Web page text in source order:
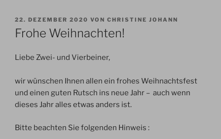
VERÖFFENTLICHT
AM
22. DEZEMBER 2020 VON CHRISTINE JOHANN
Frohe Weihnachten!
Liebe Zwei- und Vierbeiner,
wir wünschen Ihnen allen ein frohes Weihnachtsfest
und einen guten Rutsch ins neue Jahr – auch wenn
dieses Jahr alles etwas anders ist.
Bitte beachten Sie folgenden Hinweis :